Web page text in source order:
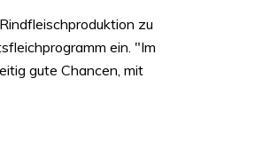
zu
ein. "Im
gute Chancen, mit